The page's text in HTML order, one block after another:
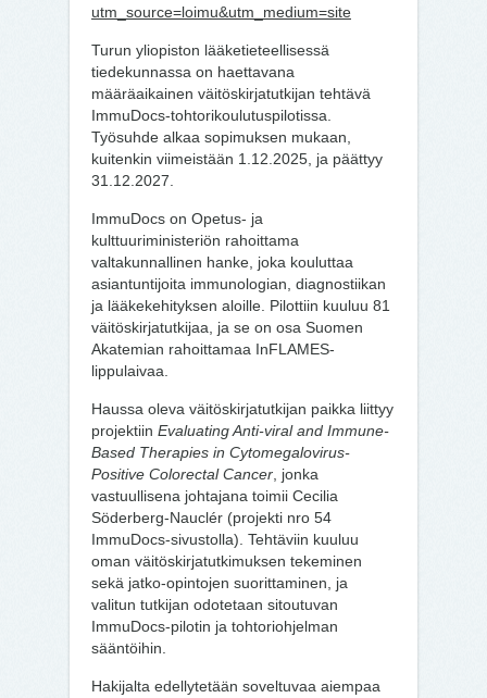
utm_source=loimu&utm_medium=site
Turun yliopiston lääketieteellisessä
tiedekunnassa on haettavana
määräaikainen väitöskirjatutkijan tehtävä
ImmuDocs-tohtorikoulutuspilotissa.
Työsuhde alkaa sopimuksen mukaan,
kuitenkin viimeistään 1.12.2025, ja päättyy
31.12.2027.
ImmuDocs on Opetus- ja
kulttuuriministeriön rahoittama
valtakunnallinen hanke, joka kouluttaa
asiantuntijoita immunologian, diagnostiikan
ja lääkekehityksen aloille. Pilottiin kuuluu 81
väitöskirjatutkijaa, ja se on osa Suomen
Akatemian rahoittamaa InFLAMES-
lippulaivaa.
Haussa oleva väitöskirjatutkijan paikka liittyy
projektiin Evaluating Anti-viral and Immune-
Based Therapies in Cytomegalovirus-
Positive Colorectal Cancer , jonka
vastuullisena johtajana toimii Cecilia
Söderberg-Nauclér (projekti nro 54
ImmuDocs-sivustolla). Tehtäviin kuuluu
oman väitöskirjatutkimuksen tekeminen
sekä jatko-opintojen suorittaminen, ja
valitun tutkijan odotetaan sitoutuvan
ImmuDocs-pilotin ja tohtoriohjelman
sääntöihin.
Hakijalta edellytetään soveltuvaa aiempaa